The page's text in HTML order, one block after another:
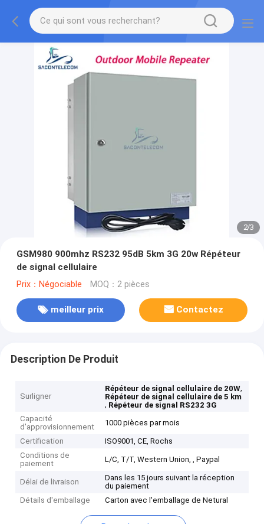
2/3
GSM980 900mhz RS232 95dB 5km 3G 20w Répéteur
de signal cellulaire
Prix：Négociable MOQ：2 pièces
meilleur prix Contactez
Description De Produit
Surligner
Répéteur de signal cellulaire de 20W,
Répéteur de signal cellulaire de 5 km
, Répéteur de signal RS232 3G
Capacité
d'approvisionnement
1000 pièces par mois
Certification
ISO9001, CE, Rochs
Conditions de
paiement
L/C, T/T, Western Union, , Paypal
Délai de livraison
Dans les 15 jours suivant la réception
du paiement
Détails d'emballage
Carton avec l'emballage de Netural